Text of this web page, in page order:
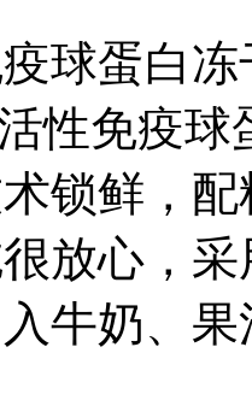
球蛋白
性免疫
锁鲜，
放心，
牛奶、